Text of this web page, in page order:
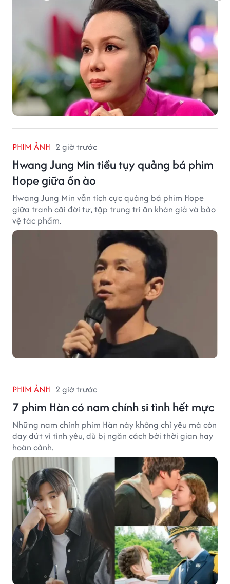
PHIM ẢNH 2 giờ trước
Hwang Jung Min tiều tụy quảng bá phim
Hope giữa ồn ào
Hwang Jung Min vẫn tích cực quảng bá phim Hope
giữa tranh cãi đời tư, tập trung tri ân khán giả và bảo
vệ tác phẩm.
PHIM ẢNH 2 giờ trước
7 phim Hàn có nam chính si tình hết mực
Những nam chính phim Hàn này không chỉ yêu mà còn
day dứt vì tình yêu, dù bị ngăn cách bởi thời gian hay
hoàn cảnh.